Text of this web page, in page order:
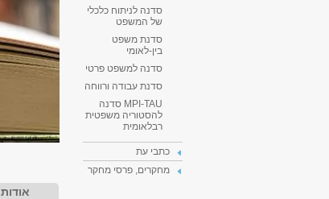
סדנה לניתוח כלכלי
של המשפט
סדנת משפט
בין-לאומי
סדנה למשפט פרטי
סדנת עבודה ורווחה
MPI-TAU סדנה
להסטוריה משפטית
רבלאומית
כתבי עת
מחקרים, פרסי מחקר
אודות